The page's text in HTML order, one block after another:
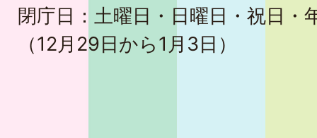
閉庁日：土曜日・日曜日・祝日・
（12月29日から1月3日）